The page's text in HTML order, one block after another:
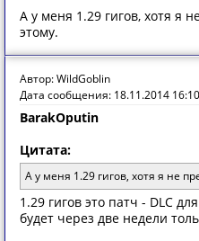
А у меня 1.29 гигов, хотя я
этому.
Автор: WildGoblin
Дата сообщения: 18.11.2014 16:10
BarakOputin
Цитата:
А у меня 1.29 гигов, хотя я не
1.29 гигов это патч - DLC
будет через две недели